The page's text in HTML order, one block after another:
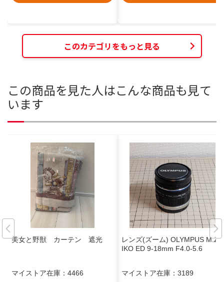
このカテゴリをもっと見る
この商品を見た人はこんな商品も見て
います
美女と野獣 カーテン 遮光
マイストア在庫： 4466
レンズ(ズーム) OLYMPUS M.ZU
IKO ED 9-18mm F4.0-5.6
マイストア在庫： 3189